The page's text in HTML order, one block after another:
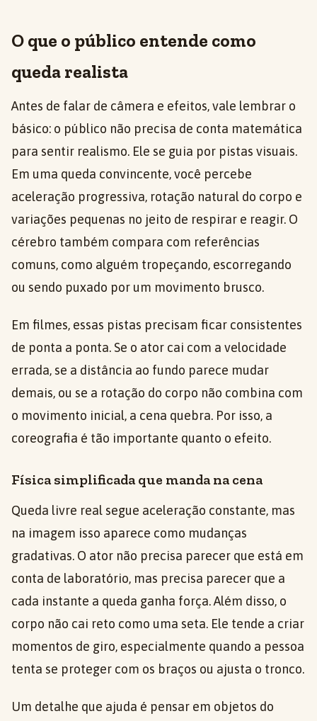
O que o público entende como
queda realista
Antes de falar de câmera e efeitos, vale lembrar o
básico: o público não precisa de conta matemática
para sentir realismo. Ele se guia por pistas visuais.
Em uma queda convincente, você percebe
aceleração progressiva, rotação natural do corpo e
variações pequenas no jeito de respirar e reagir. O
cérebro também compara com referências
comuns, como alguém tropeçando, escorregando
ou sendo puxado por um movimento brusco.
Em filmes, essas pistas precisam ficar consistentes
de ponta a ponta. Se o ator cai com a velocidade
errada, se a distância ao fundo parece mudar
demais, ou se a rotação do corpo não combina com
o movimento inicial, a cena quebra. Por isso, a
coreografia é tão importante quanto o efeito.
Física simplificada que manda na cena
Queda livre real segue aceleração constante, mas
na imagem isso aparece como mudanças
gradativas. O ator não precisa parecer que está em
conta de laboratório, mas precisa parecer que a
cada instante a queda ganha força. Além disso, o
corpo não cai reto como uma seta. Ele tende a criar
momentos de giro, especialmente quando a pessoa
tenta se proteger com os braços ou ajusta o tronco.
Um detalhe que ajuda é pensar em objetos do